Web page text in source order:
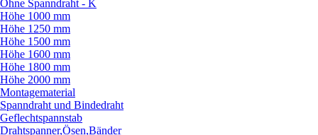
Ohne Spanndraht - K
Höhe 1000 mm
Höhe 1250 mm
Höhe 1500 mm
Höhe 1600 mm
Höhe 1800 mm
Höhe 2000 mm
Montagematerial
Spanndraht und Bindedraht
Geflechtspannstab
Drahtspanner,Ösen,Bänder